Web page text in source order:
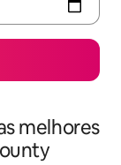
melhores